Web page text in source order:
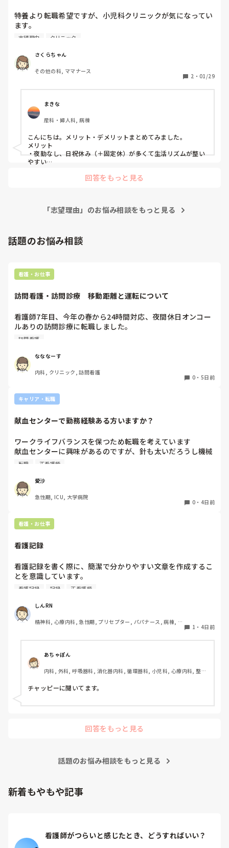
員オーバーしているので落ちる人がいます。
らこれはおちたでしょうか？🥲😏
特養より転職希望ですが、小児科クリニックが気になってい
ます。
お勤めの方の志望理由やメリットデメリットがあれば教えて
志望理由 クリニック
さくらちゃん
その他の科, ママナース
2 ・ 01/29
まきな
産科・婦人科, 病棟
こんにちは。メリット・デメリットまとめてみました。
メリット
・夜勤なし、日祝休み（＋固定休）が多くて生活リズムが整い
やすい
になりやすい
・小児は年齢・体重で対応が変わるので、最初は覚えることが
遣う
・病棟みたいにじっくり関わる看護がしたい人には物足りない
回答をもっと見る
「志望理由」のお悩み相談をもっと見る
話題のお悩み相談
看護・お仕事
訪問看護・訪問診療　移動距離と運転について
看護師7年目、今年の春から24時間対応、夜間休日オンコー
ルありの訪問診療に転職しました。
元々就活の際にはエリアは片道30分程度と聞いておりここま
の田舎にまで患者を受け入れる予定と。
日頃から運転しているとは言っても、深夜帯や冬道で訪問に
行くのはかなり不安で親からも止められています。
はどのような方法を取られているんでしょうか？
訪問看護
なななーす
内科, クリニック, 訪問看護
0 ・ 5日前
キャリア・転職
献血センターで勤務経験ある方いますか？
ワークライフバランスを保つため転職を考えています
献血センターに興味があるのですが、針も太いだろうし機械
操作あるしイメージが湧きません
など教えていただきたいです！
転職 正看護師
愛沙
急性期, ICU, 大学病院
0 ・ 4日前
看護・お仕事
看護記録
看護記録を書く際に、簡潔で分かりやすい文章を作成するこ
とを意識しています。
しかし忙しい日は、必要な情報を漏れなく記録することとの
皆さんは看護記録を効率よく作成するために工夫しているこ
とはありますか。
看護記録 記録 正看護師
しんRN
精神科, 心療内科, 急性期, プリセプター, パパナース, 病棟, 老
1 ・ 4日前
あちゃぽん
内科, 外科, 呼吸器科, 消化器内科, 循環器科, 小児科, 心療内科, 整形
合診療科, 救急科, 超急性期, ICU, CCU, HCU, その他の科, ママナー
ス, 外来, 神経内科, 脳神経外科, NICU, 消化器外科, 一般病院, 慢性
チャッピーに聞いてます。
回答をもっと見る
話題のお悩み相談をもっと見る
新着もやもや記事
看護師がつらいと感じたとき、どうすればいい？